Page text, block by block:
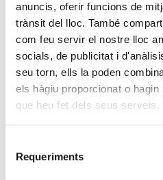
anuncis, oferir funcions de
trànsit del lloc. També
com feu servir el nostre lloc
socials, de publicitat i
seu torn, ells la poden
els hàgiu proporcionat o
que heu fet dels seus serveis.
Requeriments